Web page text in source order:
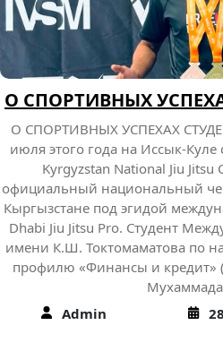
О СПОРТИВНЫХ
О СПОРТИВНЫХ УСПЕХАХ
июля этого года на Иссык-Куле
Kyrgyzstan National Jiu
официальный национальный
Кыргызстане под эгидой
Dhabi Jiu Jitsu Pro. Студент
имени К.Ш. Токтомаматова по
профилю «Финансы и кредит»
Admin